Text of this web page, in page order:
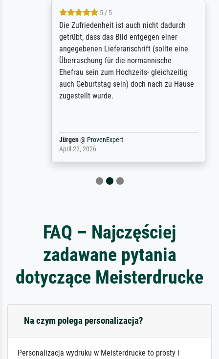
5 / 5
Die Zufriedenheit ist auch nicht dadurch
getrübt, dass das Bild entgegen einer
angegebenen Lieferanschrift (sollte eine
Überraschung für die normannische
Ehefrau sein zum Hochzeits- gleichzeitig
auch Geburtstag sein) doch nach zu Hause
zugestellt wurde.
Jürgen@ProvenExpert
April 22, 2026
FAQ – Najczęściej
zadawane pytania
dotyczące Meisterdrucke
Na czym polega personalizacja?
Personalizacja wydruku w Meisterdrucke to prosty i